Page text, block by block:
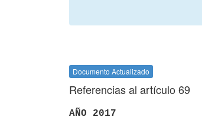
Documento Actualizado
Referencias al artículo 69
AÑO 2017